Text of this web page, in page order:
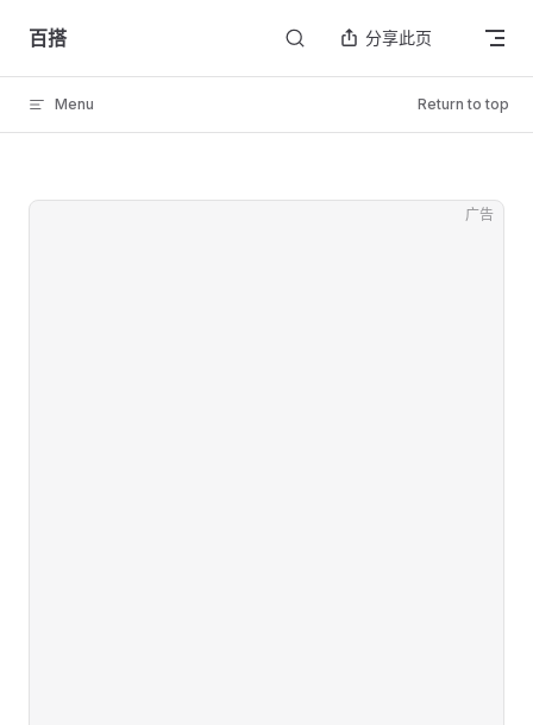
Skip to content
百搭 分享此页
Menu Return to top
广告